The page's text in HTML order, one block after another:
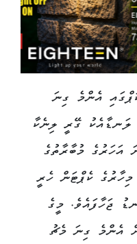
އެންމެ ގިނަ
ލަނޑު ޖަހައިދީފައިވަނީ 10 ލަނޑާއެކު ގޭރީ ލިނެކާ
ވަނީ 1986 ވަނަ އަހަރުގެ މުބާރާތުގެ
ކެޕްޓަން ހެރީ
މިހާތަނަށް 8 ލަނޑު ޖަހާފައެވެ. މީގެ
އެންމެ ގިނަ މެޗު